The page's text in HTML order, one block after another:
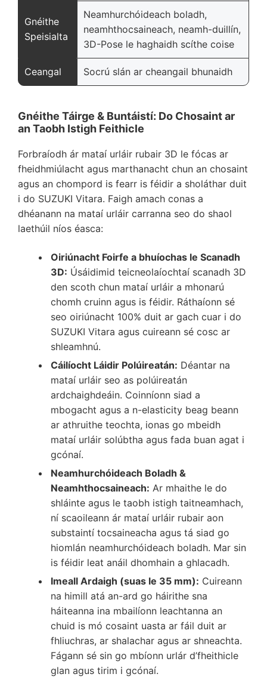
Gnéithe
Speisialta
Neamhurchóideach boladh,
neamhthocsaineach, neamh-duillín,
3D-Pose le haghaidh scíthe coise
Ceangal Socrú slán ar cheangail bhunaidh
Gnéithe Táirge & Buntáistí: Do Chosaint ar
an Taobh Istigh Feithicle
Forbraíodh ár mataí urláir rubair 3D le fócas ar
fheidhmiúlacht agus marthanacht chun an chosaint
agus an chompord is fearr is féidir a sholáthar duit
i do SUZUKI Vitara. Faigh amach conas a
dhéanann na mataí urláir carranna seo do shaol
laethúil níos éasca:
Oiriúnacht Foirfe a bhuíochas le Scanadh
3D: Úsáidimid teicneolaíochtaí scanadh 3D
den scoth chun mataí urláir a mhonarú
chomh cruinn agus is féidir. Ráthaíonn sé
seo oiriúnacht 100% duit ar gach cuar i do
SUZUKI Vitara agus cuireann sé cosc ar
shleamhnú.
Cáilíocht Láidir Polúireatán: Déantar na
mataí urláir seo as polúireatán
ardchaighdeáin. Coinníonn siad a
mbogacht agus a n-elasticity beag beann
ar athruithe teochta, ionas go mbeidh
mataí urláir solúbtha agus fada buan agat i
gcónaí.
Neamhurchóideach Boladh &
Neamhthocsaineach: Ar mhaithe le do
shláinte agus le taobh istigh taitneamhach,
ní scaoileann ár mataí urláir rubair aon
substaintí tocsaineacha agus tá siad go
hiomlán neamhurchóideach boladh. Mar sin
is féidir leat anáil dhomhain a ghlacadh.
Imeall Ardaigh (suas le 35 mm): Cuireann
na himill atá an-ard go háirithe sna
háiteanna ina mbailíonn leachtanna an
chuid is mó cosaint uasta ar fáil duit ar
fhliuchras, ar shalachar agus ar shneachta.
Fágann sé sin go mbíonn urlár d’fheithicle
glan agus tirim i gcónaí.